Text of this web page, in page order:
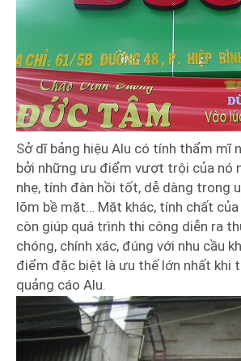
Sở dĩ bảng hiệu Alu có tính thẩm mĩ
bởi những ưu điểm vượt trội của nó
nhẹ, tính đàn hồi tốt, dễ dàng trong
lõm bề mặt… Mặt khác, tính chất
còn giúp quá trình thi công diễn ra
chóng, chính xác, đúng với nhu cầu
điểm đặc biệt là ưu thế lớn nhất khi
quảng cáo Alu.